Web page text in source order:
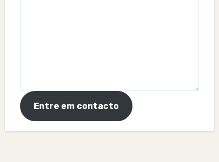
Entre em contacto